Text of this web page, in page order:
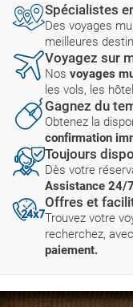
Spécialistes
Des voyages
meilleures
Voyagez sur
Nos voyages
les vols, les
Gagnez du
Obtenez la
confirmation
Toujours
Dès votre
Assistance 24/
Offres et
Trouvez votre
recherchez,
paiement.